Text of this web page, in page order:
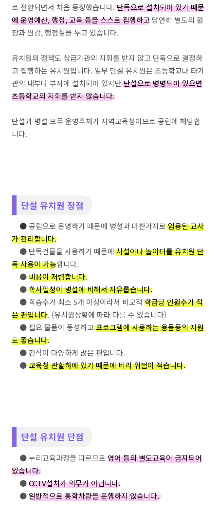
로 전환되면서 처음 등장했습니다. 단독으로 설치되어 있기 때문
에 운영예산, 행정, 교육 등을 스스로 집행하고 당연히 별도의 원
장과 원감, 행정실을 두고 있습니다.
유치원의 정책도 상급기관의 지휘를 받지 않고 단독으로 결정하
고 집행하는 유치원입니다. 일부 단설 유치원은 초등학교나 타기
관의 내부나 부지에 설치되어 있지만단설으로 명명되어 있으면
초등학교의 지휘를 받지 않습니다.
단설과 병설 모두 운영주체가 지역교육청이므로 공립에 해당합
니다.
단설 유치원 장점
●공립으로 운영하기 때문에 병설과 마찬가지로임용된 교사
가 관리합니다.
● 단독건물을 사용하기 때문에시설이나 놀이터를 유치원 단
독 사용이 가능합니다.
●비용이 저렴합니다.
●학사일정이 병설에 비해서 자유롭습니다.
● 학습수가 최소 5개 이상이라서 비교적 학급당 인원수가 적
은 편입니다. (유치원상황에 따라 다를 수 있습니다)
● 필요 물품이 풍성하고프로그램에 사용하는 용품등의 지원
도 좋습니다.
● 간식이 다양하게 많은 편입니다.
●교육청 관할하에 있기 때문에 비리 위험이 적습니다.
단설 유치원 단점
● 누리교육과정을 따르므로 영어 등의 별도교육이 금지되어
있습니다.
●CCTV설치가 의무가 아닙니다.
●일반적으로 통학차량을 운행하지 않습니다.